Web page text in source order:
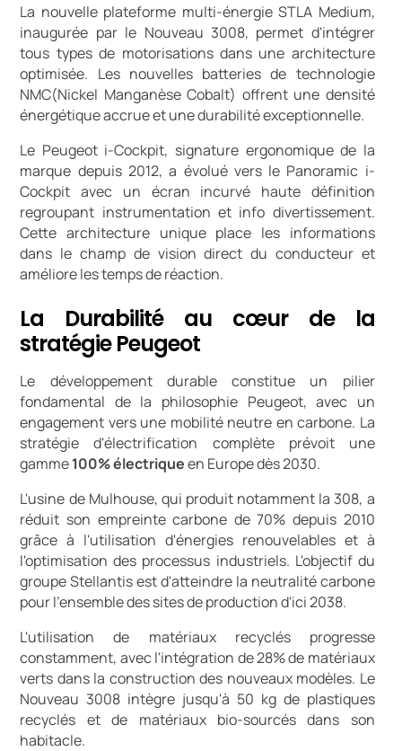
La nouvelle plateforme multi-énergie STLA Medium,
inaugurée par le Nouveau 3008, permet d'intégrer
tous types de motorisations dans une architecture
optimisée. Les nouvelles batteries de technologie
NMC(Nickel Manganèse Cobalt) offrent une densité
énergétique accrue et une durabilité exceptionnelle.
Le Peugeot i-Cockpit, signature ergonomique de la
marque depuis 2012, a évolué vers le Panoramic i-
Cockpit avec un écran incurvé haute définition
regroupant instrumentation et info divertissement.
Cette architecture unique place les informations
dans le champ de vision direct du conducteur et
améliore les temps de réaction.
La Durabilité au cœur de la
stratégie Peugeot
Le développement durable constitue un pilier
fondamental de la philosophie Peugeot, avec un
engagement vers une mobilité neutre en carbone. La
stratégie d'électrification complète prévoit une
gamme100% électriqueen Europe dès 2030.
L'usine de Mulhouse, qui produit notamment la 308, a
réduit son empreinte carbone de 70% depuis 2010
grâce à l'utilisation d'énergies renouvelables et à
l'optimisation des processus industriels. L'objectif du
groupe Stellantis est d'atteindre la neutralité carbone
pour l'ensemble des sites de production d'ici 2038.
L'utilisation de matériaux recyclés progresse
constamment, avec l'intégration de 28% de matériaux
verts dans la construction des nouveaux modèles. Le
Nouveau 3008 intègre jusqu'à 50 kg de plastiques
recyclés et de matériaux bio-sourcés dans son
habitacle.